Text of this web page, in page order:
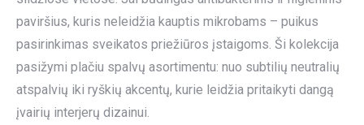
paviršius, kuris neleidžia kauptis mikrobams – puikus
pasirinkimas sveikatos priežiūros įstaigoms. Ši kolekcija
pasižymi plačiu spalvų asortimentu: nuo subtilių neutralių
atspalvių iki ryškių akcentų, kurie leidžia pritaikyti dangą
įvairių interjerų dizainui.